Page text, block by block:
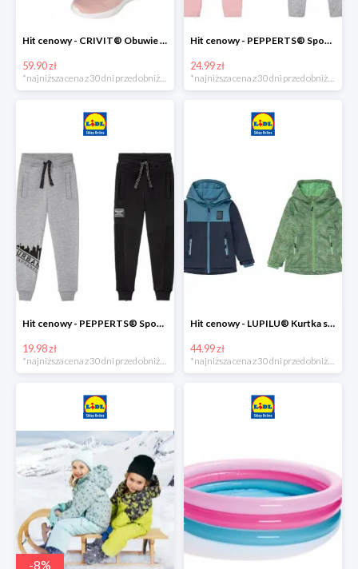
Hit cenowy - CRIVIT® Obuwie dziewczęce sportowe i na co dzień, 1 para
59.90 zł
Hit cenowy - PEPPERTS® Spodnie dresowe dziewczęce, 1 para
24.99 zł
Hit cenowy - PEPPERTS® Spodnie dresowe chłopięce, 1 para
19.98 zł
Hit cenowy - LUPILU® Kurtka softshell chłopięca, 1 sztuka
44.99 zł
-8%